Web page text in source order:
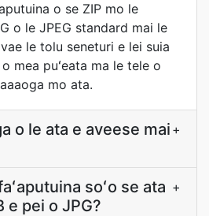
o se ZIP mo le
o le JPEG standard mai le
le tolu seneturi e lei suia
mea puʻeata ma le tele o
mo ata.
o le ata e aveese mai +
soʻo se ata
e pei o JPG?
+